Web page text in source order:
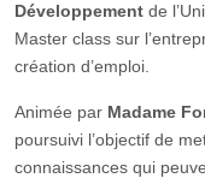
Développement de
Master class sur
création d’emploi.
Animée par Madame
poursuivi l’objectif de
connaissances qui